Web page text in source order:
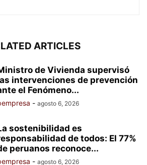
ARTICLES
de Vivienda supervisó
intervenciones de prevención
el Fenómeno...
- agosto 6, 2026
sostenibilidad es
de todos: El 77%
peruanos reconoce...
- agosto 6, 2026